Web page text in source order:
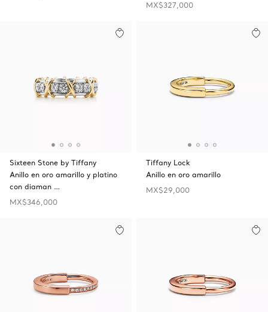
MX$327,000
Sixteen Stone by Tiffany
Anillo en oro amarillo y platino
con diaman …
MX$346,000
Tiffany Lock
Anillo en oro amarillo
MX$29,000